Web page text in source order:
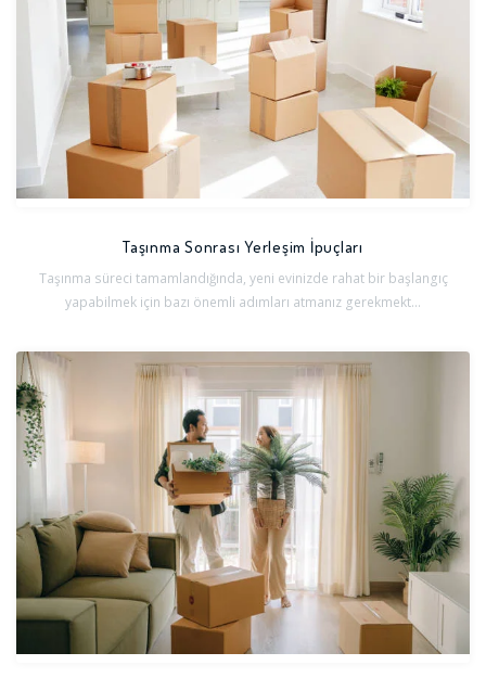
Taşınma Sonrası Yerleşim İpuçları
Taşınma süreci tamamlandığında, yeni evinizde rahat bir başlangıç
yapabilmek için bazı önemli adımları atmanız gerekmekt...